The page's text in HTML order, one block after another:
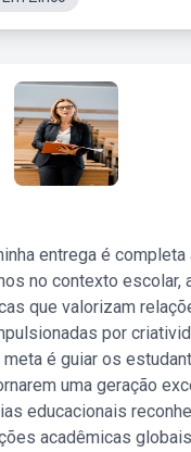
entrega é completa
no contexto escolar,
que valorizam
por
é guiar os
uma geração
educacionais
acadêmicas